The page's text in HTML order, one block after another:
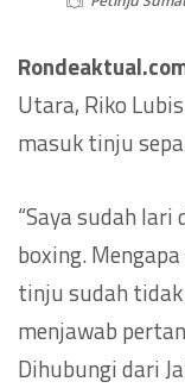
Utara, Riko
masuk tinju
“Saya sudah
boxing.
tinju sudah tidak
menjawab
Dihubungi dari